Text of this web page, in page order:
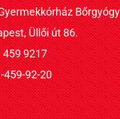
Üllői út 86.
459 9217
459-92-20